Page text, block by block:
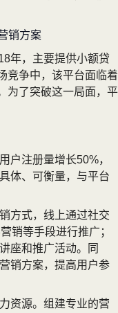
销方案
年，主要提供小额贷
竞争中，该平台面临着
为了突破这一局面，平
户注册量增长50%，
体、可衡量，与平台
方式，线上通过社交
销等手段进行推广；
座和推广活动。同
销方案，提高用户参
资源。组建专业的营